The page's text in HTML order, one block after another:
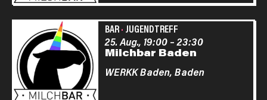
BAR· JUGENDTREFF
Milchbar Baden
25. Aug., 19:00–23:30
WERKK Baden, Baden